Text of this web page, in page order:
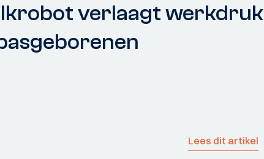
verlaagt werkdruk
Lees dit artikel